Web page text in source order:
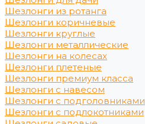
Шезлонги из ротанга
Шезлонги коричневые
Шезлонги круглые
Шезлонги металлические
Шезлонги на колесах
Шезлонги плетеные
Шезлонги премиум класса
Шезлонги с навесом
Шезлонги с подголовниками
Шезлонги с подлокотниками